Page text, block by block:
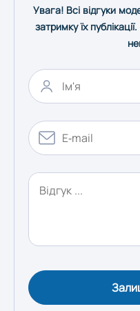
Хмельницький
Чернівці
Чернігів
Увага! Всі відгуки
затримку їх